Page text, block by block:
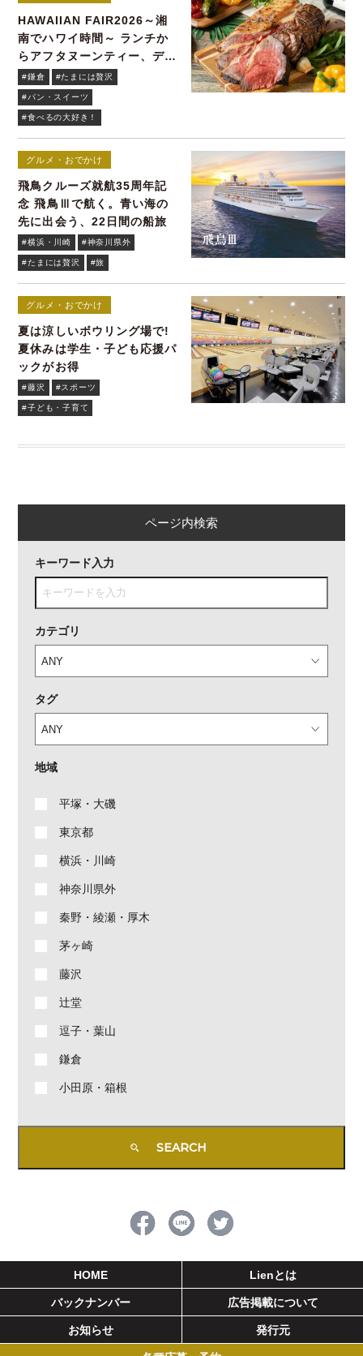
HAWAIIAN FAIR2026～湘
南でハワイ時間～ ランチか
らアフタヌーンティー、ディ
ナーまで！
#鎌倉 #たまには贅沢
#パン・スイーツ
#食べるの大好き！
グルメ・おでかけ
飛鳥クルーズ就航35周年記
念 飛鳥Ⅲで航く。青い海の
先に出会う、22日間の船旅
#横浜・川崎 #神奈川県外
#たまには贅沢 #旅
グルメ・おでかけ
夏は涼しいボウリング場で!
夏休みは学生・子ども応援パ
ックがお得
#藤沢 #スポーツ
#子ども・子育て
ページ内検索
キーワード入力
カテゴリ
タグ
地域
平塚・大磯
東京都
横浜・川崎
神奈川県外
秦野・綾瀬・厚木
茅ヶ崎
藤沢
辻堂
逗子・葉山
鎌倉
小田原・箱根
HOME Lienとは
バックナンバー 広告掲載について
お知らせ 発行元